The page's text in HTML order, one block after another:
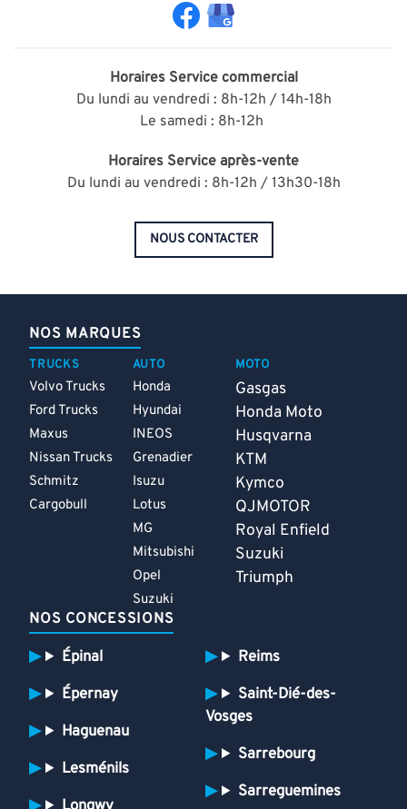
Horaires Service commercial
Du lundi au vendredi : 8h-12h / 14h-18h
Le samedi : 8h-12h
Horaires Service après-vente
Du lundi au vendredi : 8h-12h / 13h30-18h
NOUS CONTACTER
NOS MARQUES
TRUCKS
Volvo Trucks
Ford Trucks
Maxus
Nissan Trucks
Schmitz
Cargobull
AUTO
Honda
Hyundai
INEOS
Grenadier
Isuzu
Lotus
MG
Mitsubishi
Opel
Suzuki
MOTO
Gasgas
Honda Moto
Husqvarna
KTM
Kymco
QJMOTOR
Royal Enfield
Suzuki
Triumph
NOS CONCESSIONS
Épinal
Épernay
Haguenau
Lesménils
Reims
Saint-Dié-des-
Vosges
Sarrebourg
Sarreguemines